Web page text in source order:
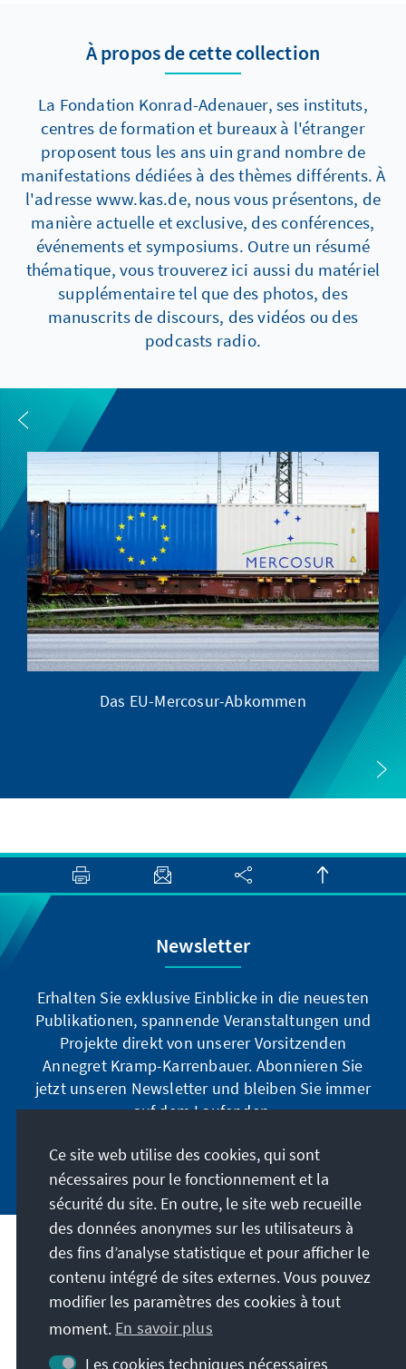
À propos de cette collection
La Fondation Konrad-Adenauer, ses instituts,
centres de formation et bureaux à l'étranger
proposent tous les ans uin grand nombre de
manifestations dédiées à des thèmes différents. À
l'adresse www.kas.de, nous vous présentons, de
manière actuelle et exclusive, des conférences,
événements et symposiums. Outre un résumé
thématique, vous trouverez ici aussi du matériel
supplémentaire tel que des photos, des
manuscrits de discours, des vidéos ou des
podcasts radio.
Das EU-Mercosur-Abkommen
Newsletter
Erhalten Sie exklusive Einblicke in die neuesten
Publikationen, spannende Veranstaltungen und
Projekte direkt von unserer Vorsitzenden
Annegret Kramp-Karrenbauer. Abonnieren Sie
jetzt unseren Newsletter und bleiben Sie immer
auf dem Laufenden.
Jetzt abonnieren
Notre mission
Contact
Autres offres de la fondation
Ce site web utilise des cookies, qui sont
nécessaires pour le fonctionnement et la
sécurité du site. En outre, le site web recueille
des données anonymes sur les utilisateurs à
des fins d’analyse statistique et pour afficher le
contenu intégré de sites externes. Vous pouvez
modifier les paramètres des cookies à tout
moment. En savoir plus
Les cookies techniques nécessaires